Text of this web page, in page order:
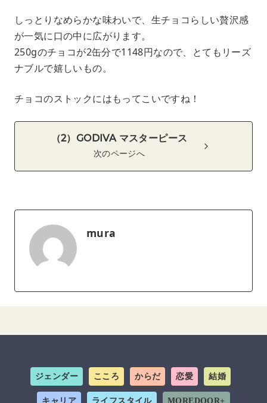
しっとりなめらかな味わいで、生チョコらしい贅沢感
が一気に口の中に広がります。
250gのチョコが2缶分で1148円なので、とてもリーズ
ナブルで嬉しいもの。
チョコのストックにはもってこいですね！
（2）GODIVA マスターピース
次のページへ
mura
ジェンダー こころ からだ 恋愛 結婚
キャリア ライフスタイル MOREDOOR+